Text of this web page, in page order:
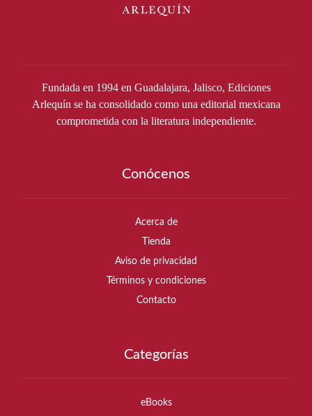
Fundada en 1994 en Guadalajara, Jalisco, Ediciones
Arlequín se ha consolidado como una editorial mexicana
comprometida con la literatura independiente.
Conócenos
Acerca de
Tienda
Aviso de privacidad
Términos y condiciones
Contacto
Categorías
eBooks